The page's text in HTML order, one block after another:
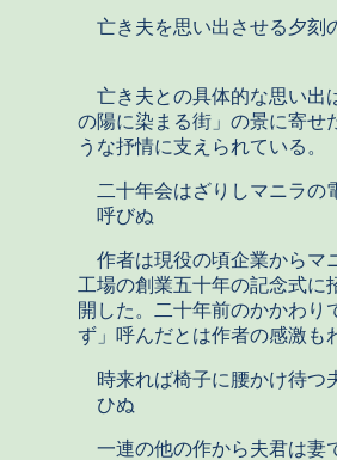
亡き夫を思い出させる夕刻
小倉
亡き夫との具体的な思い出
の陽に染まる街」の景に寄せ
うな抒情に支えられている。
二十年会はざりしマニラの
呼びぬ
作者は現役の頃企業からマ
工場の創業五十年の記念式に
開した。二十年前のかかわり
ず」呼んだとは作者の感激も
時来れば椅子に腰かけ待つ
ひぬ 浅
一連の他の作から夫君は妻